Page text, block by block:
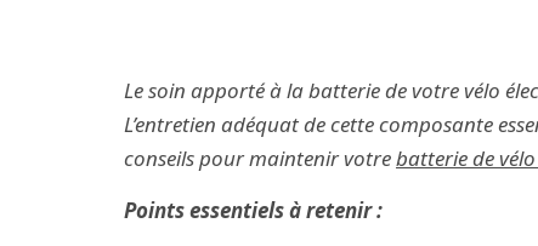
Le soin apporté à la batterie de votre vélo
L’entretien adéquat de cette composante
conseils pour maintenir votrebatterie de
Points essentiels à retenir :